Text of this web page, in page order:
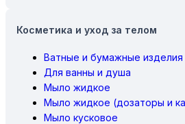
Косметика и уход за телом
Ватные и бумажные изделия
Для ванны и душа
Мыло жидкое
Мыло жидкое (дозаторы и
Мыло кусковое